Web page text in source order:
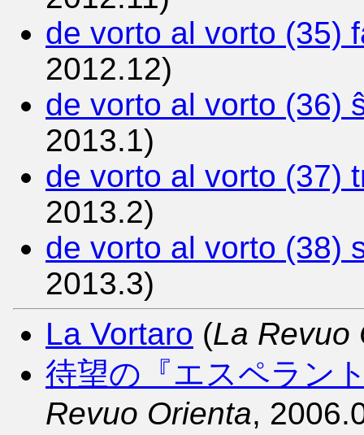
de vorto al vorto (35)
2012.12)
de vorto al vorto (36)
2013.1)
de vorto al vorto (37)
2013.2)
de vorto al vorto (38)
2013.3)
La Vortaro (La Revuo
待望の『エスペラン
Revuo Orienta,